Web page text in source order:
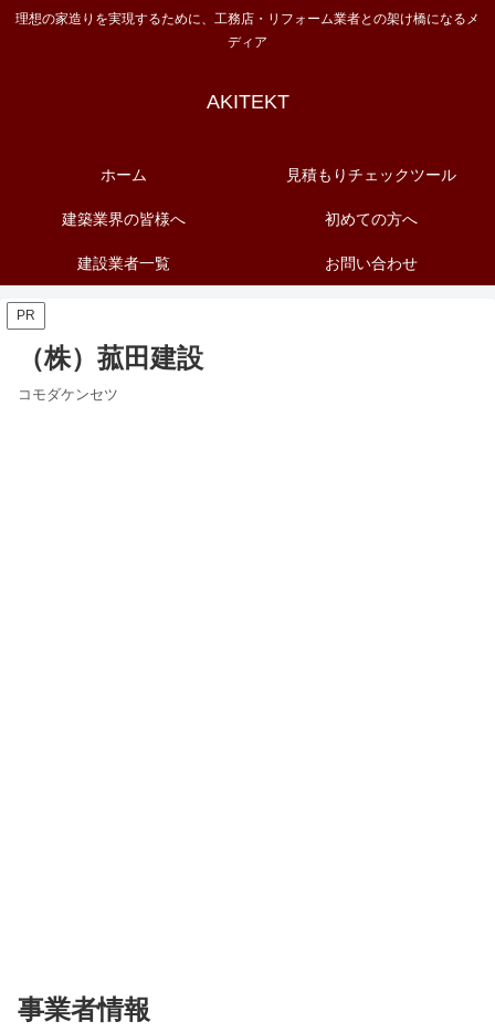
理想の家造りを実現するために、工務店・リフォーム業者との架け橋になるメ
ディア
AKITEKT
ホーム 見積もりチェックツール
建築業界の皆様へ 初めての方へ
建設業者一覧 お問い合わせ
PR
（株）菰田建設
コモダケンセツ
事業者情報